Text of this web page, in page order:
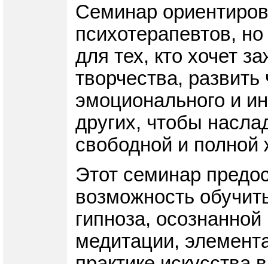
Семинар
психотерапевтов,
для тех, кто хочет
творчества,
эмоционального и
других, чтобы
свободной и полной
Этот семинар
возможность
гипноза,
медитации,